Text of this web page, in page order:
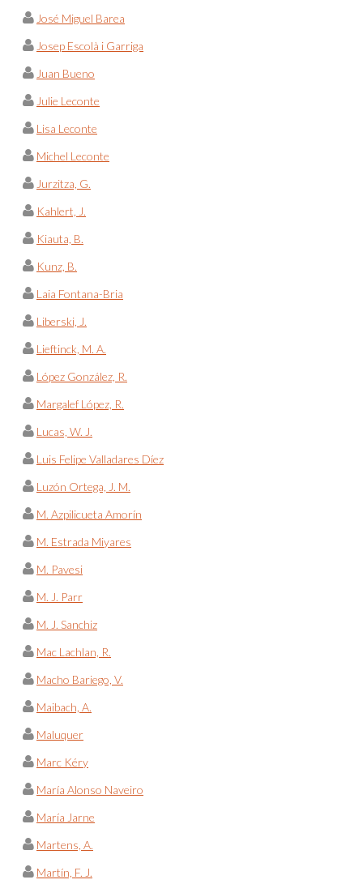
José Miguel Barea
Josep Escolà i Garriga
Juan Bueno
Julie Leconte
Lisa Leconte
Michel Leconte
Jurzitza, G.
Kahlert, J.
Kiauta, B.
Kunz, B.
Laia Fontana-Bria
Liberski, J.
Lieftinck, M. A.
López González, R.
Margalef López, R.
Lucas, W. J.
Luis Felipe Valladares Díez
Luzón Ortega, J. M.
M. Azpilicueta Amorín
M. Estrada Miyares
M. Pavesi
M. J. Parr
M. J. Sanchiz
Mac Lachlan, R.
Macho Bariego, V.
Maibach, A.
Maluquer
Marc Kéry
María Alonso Naveiro
María Jarne
Martens, A.
Martín, F. J.